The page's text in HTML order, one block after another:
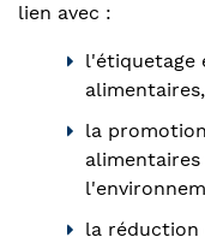
lien avec :
l'étiquetage
alimentaires,
la
la réduction